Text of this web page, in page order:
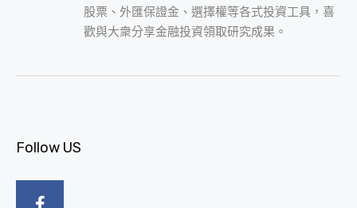
股票、外匯保證金、選擇權等各式投資工具，喜
歡與大衆分享金融投資領取研究成果。
Follow US